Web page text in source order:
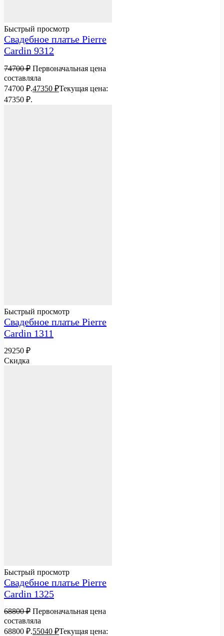
Быстрый просмотр
Свадебное платье Pierre
Cardin 9312
74700₽ Первоначальная цена
составляла
74700 ₽.47350 ₽Текущая цена:
47350 ₽.
Быстрый просмотр
Свадебное платье Pierre
Cardin 1311
29250 ₽
Скидка
Быстрый просмотр
Свадебное платье Pierre
Cardin 1325
68800₽ Первоначальная цена
составляла
68800 ₽.55040 ₽Текущая цена: